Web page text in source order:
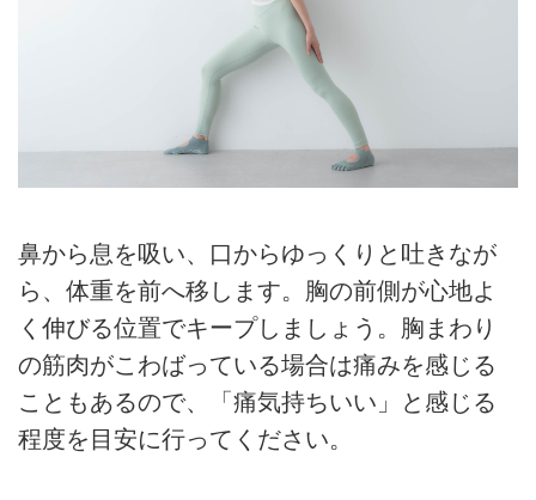
鼻から息を吸い、口からゆっくりと吐きなが
ら、体重を前へ移します。胸の前側が心地よ
く伸びる位置でキープしましょう。胸まわり
の筋肉がこわばっている場合は痛みを感じる
こともあるので、「痛気持ちいい」と感じる
程度を目安に行ってください。